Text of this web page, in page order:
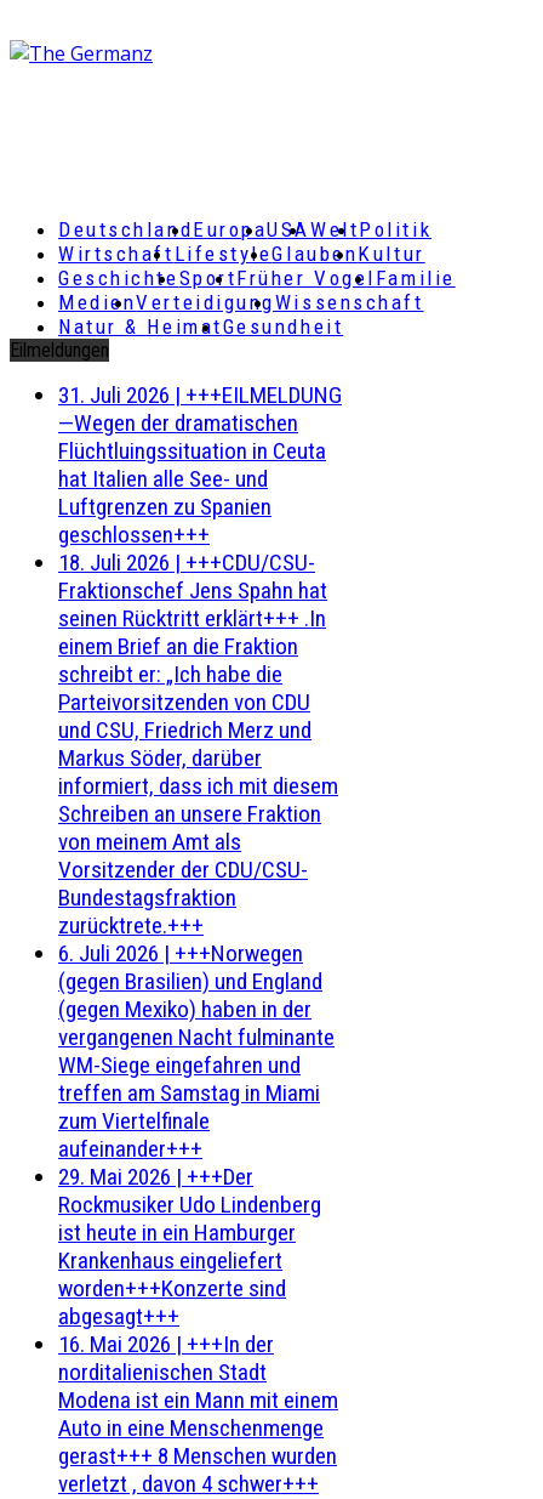
DeutschlandEuropaUSAWeltPolitik
Wirtschaft LifestyleGlaubenKultur
GeschichteSportFrüher Vogel Familie
MedienVerteidigungWissenschaft
Natur & HeimatGesundheit
Eilmeldungen
31. Juli 2026 | +++EILMELDUNG
—Wegen der dramatischen
Flüchtluingssituation in Ceuta
hat Italien alle See- und
Luftgrenzen zu Spanien
geschlossen+++
18. Juli 2026 | +++CDU/CSU-
Fraktionschef Jens Spahn hat
seinen Rücktritt erklärt+++ .In
einem Brief an die Fraktion
schreibt er: „Ich habe die
Parteivorsitzenden von CDU
und CSU, Friedrich Merz und
Markus Söder, darüber
informiert, dass ich mit diesem
Schreiben an unsere Fraktion
von meinem Amt als
Vorsitzender der CDU/CSU-
Bundestagsfraktion
zurücktrete.+++
6. Juli 2026 | +++Norwegen
(gegen Brasilien) und England
(gegen Mexiko) haben in der
vergangenen Nacht fulminante
WM-Siege eingefahren und
treffen am Samstag in Miami
zum Viertelfinale
aufeinander+++
29. Mai 2026 | +++Der
Rockmusiker Udo Lindenberg
ist heute in ein Hamburger
Krankenhaus eingeliefert
worden+++Konzerte sind
abgesagt+++
16. Mai 2026 | +++In der
norditalienischen Stadt
Modena ist ein Mann mit einem
Auto in eine Menschenmenge
gerast+++ 8 Menschen wurden
verletzt , davon 4 schwer+++